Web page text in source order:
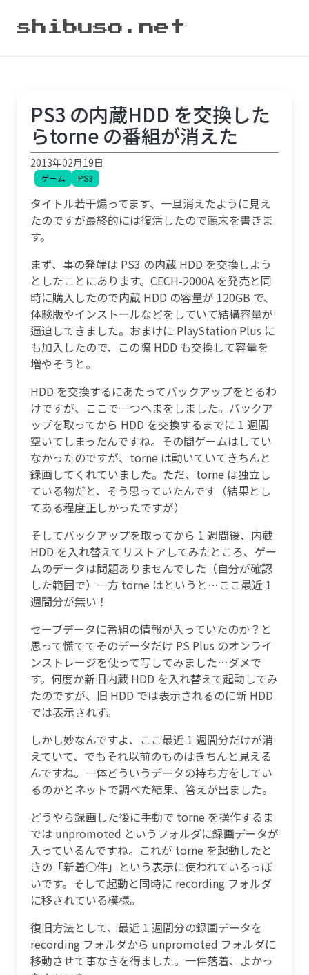
shibuso.net
PS3 の内蔵HDD を交換した
らtorne の番組が消えた
2013年02月19日
ゲーム PS3
タイトル若干煽ってます、一旦消えたように見え
たのですが最終的には復活したので顛末を書きま
す。
まず、事の発端は PS3 の内蔵 HDD を交換しよう
としたことにあります。CECH-2000A を発売と同
時に購入したので内蔵 HDD の容量が 120GB で、
体験版やインストールなどをしていて結構容量が
逼迫してきました。おまけに PlayStation Plus に
も加入したので、この際 HDD も交換して容量を
増やそうと。
HDD を交換するにあたってバックアップをとるわ
けですが、ここで一つへまをしました。バックア
ップを取ってから HDD を交換するまでに 1 週間
空いてしまったんですね。その間ゲームはしてい
なかったのですが、torne は動いていてきちんと
録画してくれていました。ただ、torne は独立し
ている物だと、そう思っていたんです（結果とし
てある程度正しかったですが）
そしてバックアップを取ってから 1 週間後、内蔵
HDD を入れ替えてリストアしてみたところ、ゲー
ムのデータは問題ありませんでした（自分が確認
した範囲で）一方 torne はというと…ここ最近 1
週間分が無い！
セーブデータに番組の情報が入っていたのか？と
思って慌ててそのデータだけ PS Plus のオンライ
ンストレージを使って写してみました…ダメで
す。何度か新旧内蔵 HDD を入れ替えて起動してみ
たのですが、旧 HDD では表示されるのに新 HDD
では表示されず。
しかし妙なんですよ、ここ最近 1 週間分だけが消
えていて、でもそれ以前のものはきちんと見える
んですね。一体どういうデータの持ち方をしてい
るのかとネットで調べた結果、答えが出ました。
どうやら録画した後に手動で torne を操作するま
では unpromoted というフォルダに録画データが
入っているんですね。これが torne を起動したと
きの「新着○件」という表示に使われているっぽ
いです。そして起動と同時に recording フォルダ
に移されている模様。
復旧方法として、最近 1 週間分の録画データを
recording フォルダから unpromoted フォルダに
移動させて事なきを得ました。一件落着、よかっ